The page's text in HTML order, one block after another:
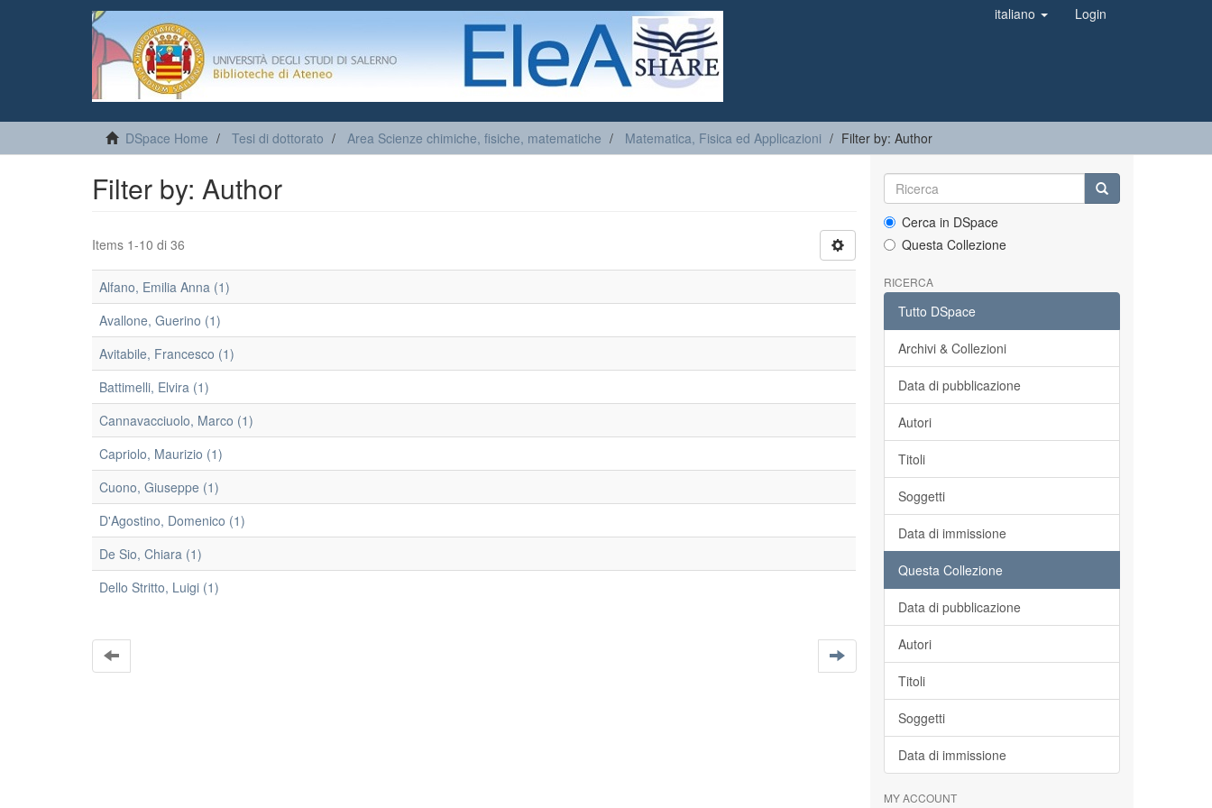
italiano Login
DSpace Home Tesi di dottorato Area Scienze chimiche, fisiche, matematiche Matematica, Fisica ed Applicazioni Filter by: Author
Filter by: Author
Items 1-10 di 36
Alfano, Emilia Anna (1)
Avallone, Guerino (1)
Avitabile, Francesco (1)
Battimelli, Elvira (1)
Cannavacciuolo, Marco (1)
Capriolo, Maurizio (1)
Cuono, Giuseppe (1)
D'Agostino, Domenico (1)
De Sio, Chiara (1)
Dello Stritto, Luigi (1)
Cerca in DSpace
Questa Collezione
RICERCA
Tutto DSpace
Archivi & Collezioni
Data di pubblicazione
Autori
Titoli
Soggetti
Data di immissione
Questa Collezione
Data di pubblicazione
Autori
Titoli
Soggetti
Data di immissione
MY ACCOUNT